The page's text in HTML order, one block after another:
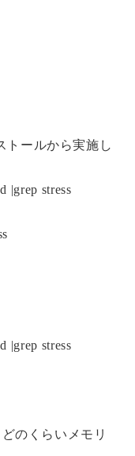
トールから実施し
|grep stress
|grep stress
のくらいメモリ